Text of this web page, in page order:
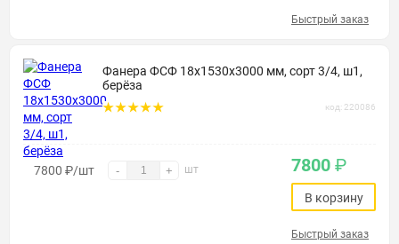
Быстрый заказ
Фанера ФСФ 18х1530х3000 мм, сорт 3/4, ш1,
берёза
код: 220086
7800 ₽/шт - + шт 7800 ₽
В корзину
Быстрый заказ